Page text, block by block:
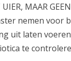
MAAR
nemen voor
uit laten
te